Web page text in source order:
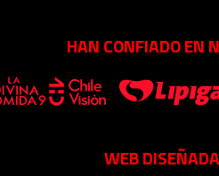
HAN CONFIADO EN
WEB